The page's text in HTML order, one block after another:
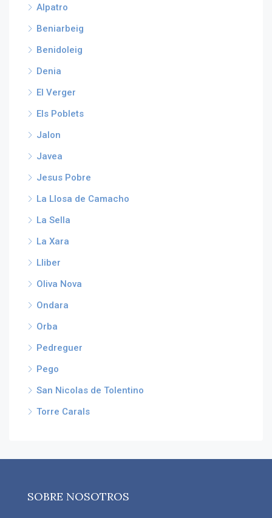
Alpatro
Beniarbeig
Benidoleig
Denia
El Verger
Els Poblets
Jalon
Javea
Jesus Pobre
La Llosa de Camacho
La Sella
La Xara
Lliber
Oliva Nova
Ondara
Orba
Pedreguer
Pego
San Nicolas de Tolentino
Torre Carals
SOBRE NOSOTROS